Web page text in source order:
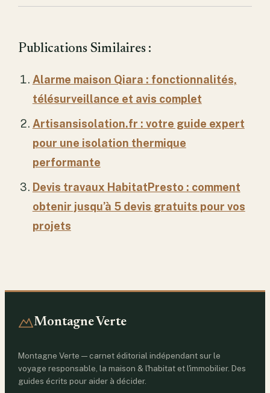
Publications Similaires :
Alarme maison Qiara : fonctionnalités,
télésurveillance et avis complet
Artisansisolation.fr : votre guide expert
pour une isolation thermique
performante
Devis travaux HabitatPresto : comment
obtenir jusqu’à 5 devis gratuits pour vos
projets
Montagne Verte
Montagne Verte — carnet éditorial indépendant sur le
voyage responsable, la maison & l'habitat et l'immobilier. Des
guides écrits pour aider à décider.